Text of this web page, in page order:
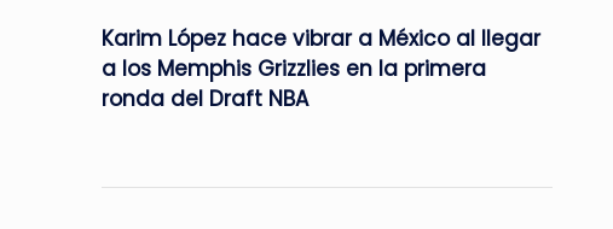
Karim López hace vibrar a México al llegar
a los Memphis Grizzlies en la primera
ronda del Draft NBA